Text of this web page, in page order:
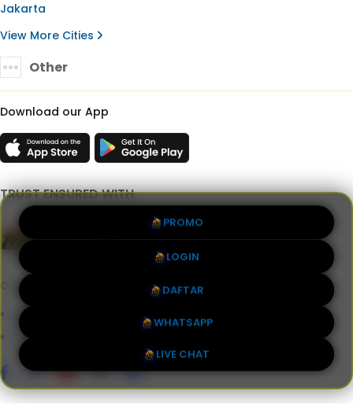
Jakarta
View More Cities
Other
Download our App
TRUST ENSURED WITH
Copyright 2018 - 2026 88Giga | Allrights Reversed | Ƒ
Terms & Conditions
Contact Us
PROMO
LOGIN
DAFTAR
WHATSAPP
LIVE CHAT